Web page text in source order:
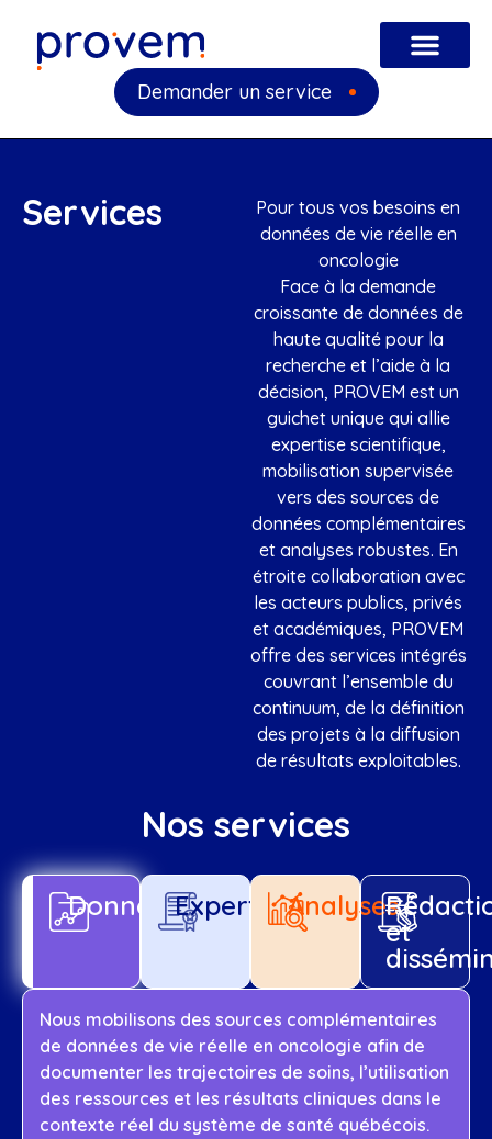
Demander un service
Services
Pour tous vos besoins en
données de vie réelle en
oncologie
Face à la demande
croissante de données de
haute qualité pour la
recherche et l’aide à la
décision, PROVEM est un
guichet unique qui allie
expertise scientifique,
mobilisation supervisée
vers des sources de
données complémentaires
et analyses robustes. En
étroite collaboration avec
les acteurs publics, privés
et académiques, PROVEM
offre des services intégrés
couvrant l’ensemble du
continuum, de la définition
des projets à la diffusion
de résultats exploitables.
Nos services
DonnéesExpertisesAnalyses
et
Nous mobilisons des sources complémentaires
de données de vie réelle en oncologie afin de
documenter les trajectoires de soins, l’utilisation
des ressources et les résultats cliniques dans le
contexte réel du système de santé québécois.